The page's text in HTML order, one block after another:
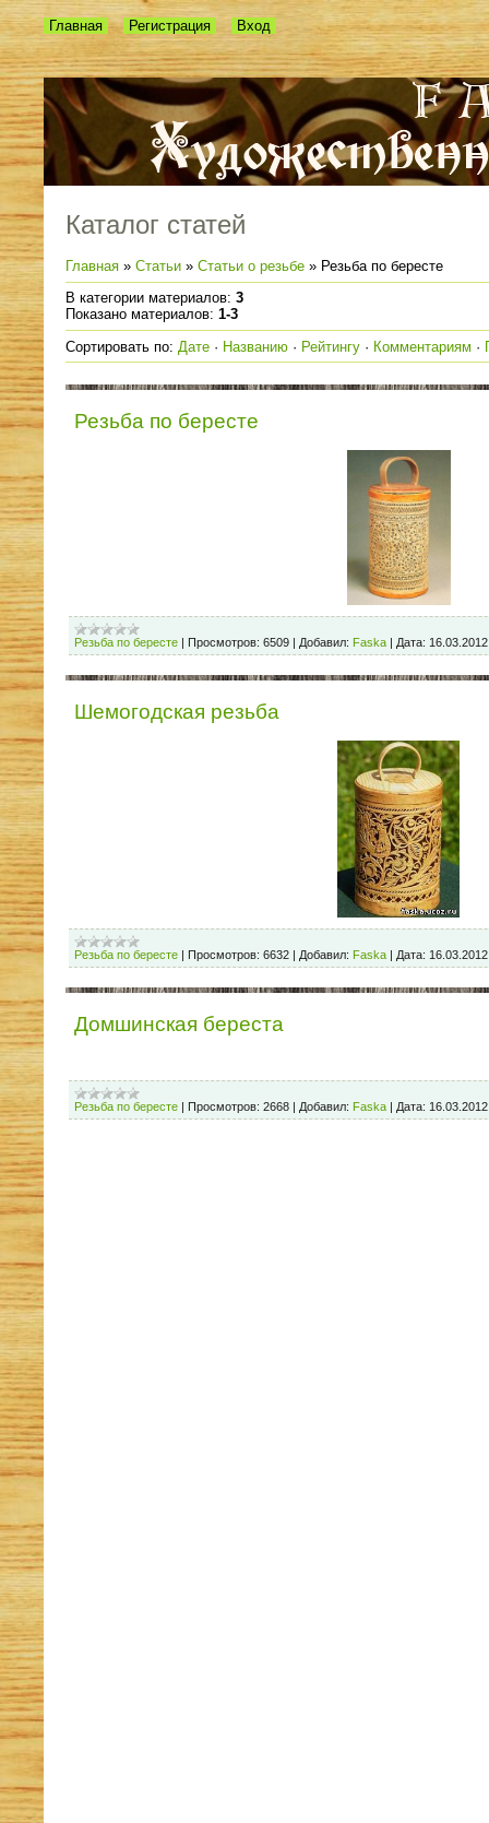
Главная Регистрация Вход
Каталог статей
Главная » Статьи » Статьи о резьбе » Резьба по бересте
В категории материалов: 3
Показано материалов: 1-3
Сортировать по: Дате · Названию · Рейтингу · Комментариям ·
Резьба по бересте
Резьба по бересте Просмотров: 6509 Добавил: Faska Дата: 16.03.2012
Шемогодская резьба
Резьба по бересте Просмотров: 6632 Добавил: Faska Дата: 16.03.2012
Домшинская береста
Резьба по бересте Просмотров: 2668 Добавил: Faska Дата: 16.03.2012